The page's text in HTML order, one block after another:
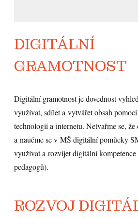
DIGITÁLNÍ
GRAMOTNOST
Digitální gramotnost je dovednost
využívat, sdílet a vytvářet obsah
technologií a internetu. Netvařme se,
a naučme se v MŠ digitální pomůcky
využívata rozvíjet digitální
pedagogů).
ROZVOJ